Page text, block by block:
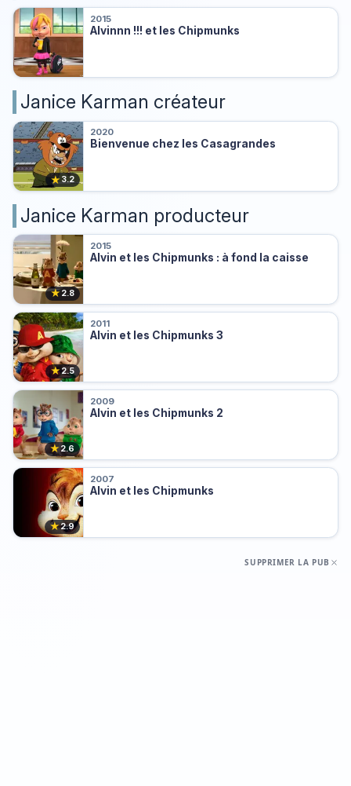
2015
Alvinnn !!! et les Chipmunks
Janice Karman créateur
★3.2
2020
Bienvenue chez les Casagrandes
Janice Karman producteur
★2.8
2015
Alvin et les Chipmunks : à fond la caisse
★2.5
2011
Alvin et les Chipmunks 3
★ 2.6
2009
Alvin et les Chipmunks 2
★2.9
2007
Alvin et les Chipmunks
SUPPRIMER LA PUB